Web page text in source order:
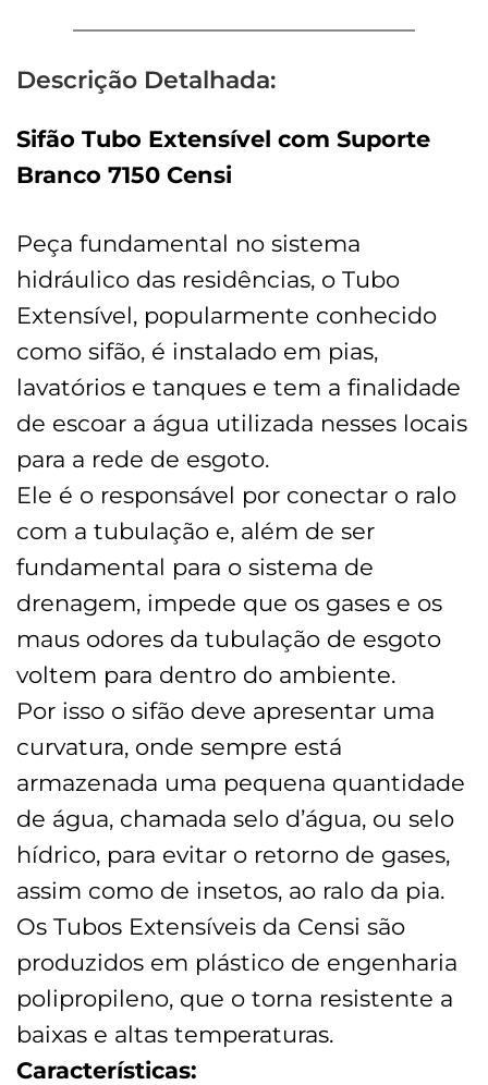
Descrição Detalhada:
Sifão Tubo Extensível com Suporte
Branco 7150 Censi
Peça fundamental no sistema
hidráulico das residências, o Tubo
Extensível, popularmente conhecido
como sifão, é instalado em pias,
lavatórios e tanques e tem a finalidade
de escoar a água utilizada nesses locais
para a rede de esgoto.
Ele é o responsável por conectar o ralo
com a tubulação e, além de ser
fundamental para o sistema de
drenagem, impede que os gases e os
maus odores da tubulação de esgoto
voltem para dentro do ambiente.
Por isso o sifão deve apresentar uma
curvatura, onde sempre está
armazenada uma pequena quantidade
de água, chamada selo d’água, ou selo
hídrico, para evitar o retorno de gases,
assim como de insetos, ao ralo da pia.
Os Tubos Extensíveis da Censi são
produzidos em plástico de engenharia
polipropileno, que o torna resistente a
baixas e altas temperaturas.
Características: